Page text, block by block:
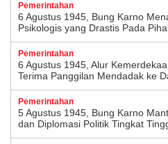
Pemerintahan
6 Agustus 1945, Bung Karno
Psikologis yang Drastis Pada
Pemerintahan
6 Agustus 1945, Alur
Terima Panggilan Mendadak ke
Pemerintahan
5 Agustus 1945, Bung Karno
dan Diplomasi Politik Tingkat